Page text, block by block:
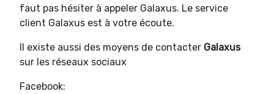
faut pas hésiter à appeler Galaxus. Le service
client Galaxus est à votre écoute.
Il existe aussi des moyens de contacter Galaxus
sur les réseaux sociaux
Facebook: